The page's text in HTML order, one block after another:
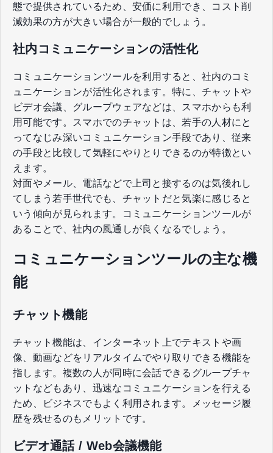
態で提供されているため、安価に利用でき、コスト削
減効果の方が大きい場合が一般的でしょう。
社内コミュニケーションの活性化
コミュニケーションツールを利用すると、社内のコミ
ュニケーションが活性化されます。特に、チャットや
ビデオ会議、グループウェアなどは、スマホからも利
用可能です。スマホでのチャットは、若手の人材にと
ってなじみ深いコミュニケーション手段であり、従来
の手段と比較して気軽にやりとりできるのが特徴とい
えます。
対面やメール、電話などで上司と接するのは気後れし
てしまう若手世代でも、チャットだと気楽に感じると
いう傾向が見られます。コミュニケーションツールが
あることで、社内の風通しが良くなるでしょう。
コミュニケーションツールの主な機
能
チャット機能
チャット機能は、インターネット上でテキストや画
像、動画などをリアルタイムでやり取りできる機能を
指します。複数の人が同時に会話できるグループチャ
ットなどもあり、迅速なコミュニケーションを行える
ため、ビジネスでもよく利用されます。メッセージ履
歴を残せるのもメリットです。
ビデオ通話 / Web会議機能